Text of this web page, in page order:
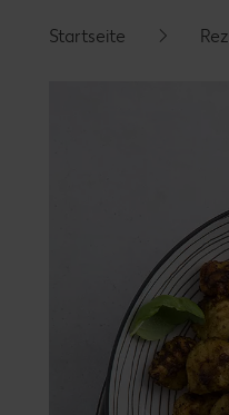
Schwebender
Startseite